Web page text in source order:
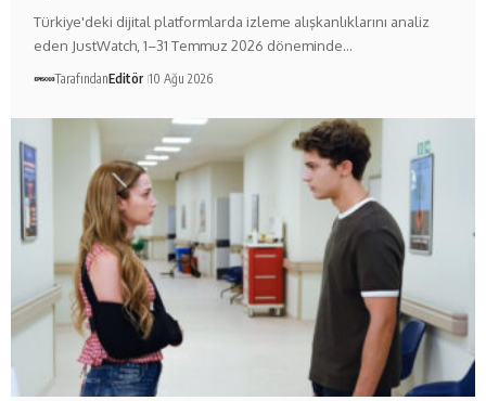
Türkiye'deki dijital platformlarda izleme alışkanlıklarını analiz
eden JustWatch, 1–31 Temmuz 2026 döneminde…
TarafındanEditör 10 Ağu 2026